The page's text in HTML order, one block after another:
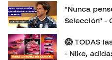
aquí:
https://
futbol/nike/linea-mercurial-velocidad
perderte más playtests,
últimas botas de fútbol: Instagram:
"Nunca
Selección" -
😱 TODAS
- Nike,